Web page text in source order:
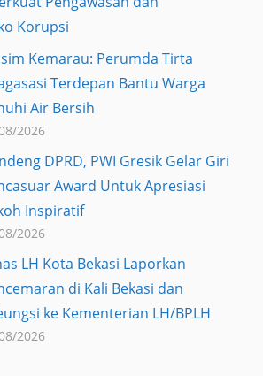
Korupsi
Kemarau: Perumda Tirta
Terdepan Bantu Warga
Air Bersih
2026
DPRD, PWI Gresik Gelar Giri
Award Untuk Apresiasi
Inspiratif
2026
LH Kota Bekasi Laporkan
di Kali Bekasi dan
ke Kementerian LH/BPLH
2026